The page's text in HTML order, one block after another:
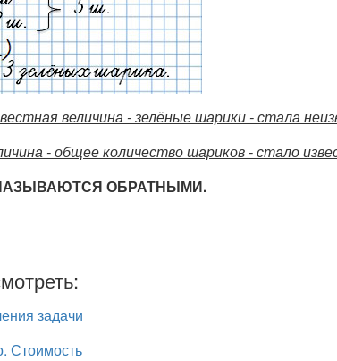
величина - зелёные шарики - стала
- общее количество шариков - стало
ОБРАТНЫМИ.
задачи
Стоимость